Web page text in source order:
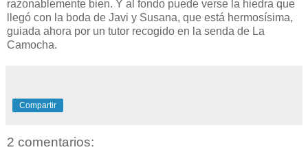
razonablemente bien. Y al fondo puede verse la hiedra que
llegó con la boda de Javi y Susana, que está hermosísima,
guiada ahora por un tutor recogido en la senda de La
Camocha.
Compartir
2 comentarios: